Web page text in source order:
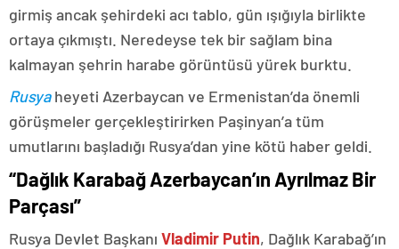
girmiş ancak şehirdeki acı tablo, gün ışığıyla birlikte
ortaya çıkmıştı. Neredeyse tek bir sağlam bina
kalmayan şehrin harabe görüntüsü yürek burktu.
Rusyaheyeti Azerbaycan ve Ermenistan’da önemli
görüşmeler gerçekleştirirken Paşinyan’a tüm
umutlarını başladığı Rusya’dan yine kötü haber geldi.
“Dağlık Karabağ Azerbaycan’ın Ayrılmaz Bir
Parçası”
Rusya Devlet Başkanı Vladimir Putin, Dağlık Karabağ’ın